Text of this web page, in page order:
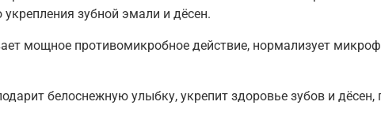
зубной эмали и дёсен.
мощное противомикробное действие, нормализует
белоснежную улыбку, укрепит здоровье зубов и